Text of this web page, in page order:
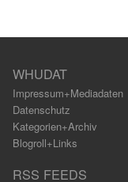
WHUDAT
Impressum+Mediadaten
Datenschutz
Kategorien+Archiv
Blogroll+Links
RSS FEEDS